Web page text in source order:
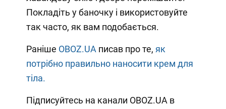
Покладіть у баночку і використовуйте
так часто, як вам подобається.
Раніше OBOZ.UA писав про те, як
потрібно правильно наносити крем для
тіла.
Підписуйтесь на канали OBOZ.UA в